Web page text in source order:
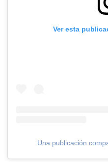
Ver esta
Una publicación